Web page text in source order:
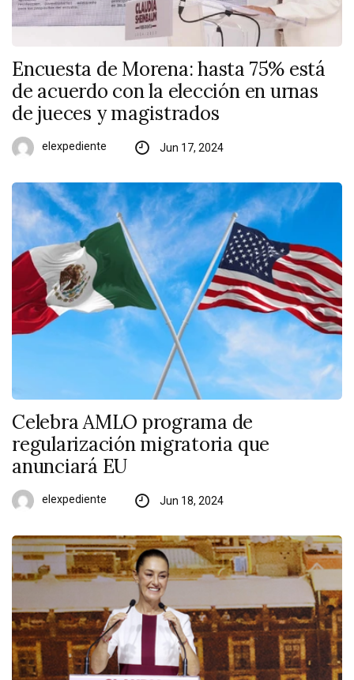
Encuesta de Morena: hasta 75% está
de acuerdo con la elección en urnas
de jueces y magistrados
elexpediente Jun 17, 2024
Celebra AMLO programa de
regularización migratoria que
anunciará EU
elexpediente Jun 18, 2024